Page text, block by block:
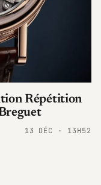
Répétition
13 DÉC · 13H52